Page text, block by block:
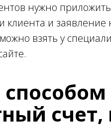
нужно
клиента и
взять у